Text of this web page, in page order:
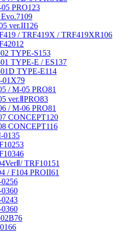
PRO123
109
ver.II126
/ TRF419X / TRF419XR106
12
TYPE-S153
TYPE-E / ES137
TYPE-E114
01X79
/ M-05 PRO81
ver.ⅡPRO83
/ M-06 PRO81
CONCEPT120
CONCEPT116
0135
53
46
TRF101 51
/ F104 PROII61
56
60
43
60
76
66